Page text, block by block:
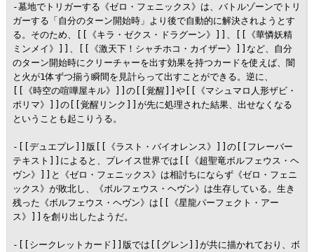
-墓地でトリガーする《ゼロ・フェニックス》は、バトルゾーンでトリ
ガーする「自分のターン開始時」より後で自動的に解決されようとす
る。そのため、[[《キラ・ゼクス・ドラグーン》]]、[[《華憐妖精
ミンメイ》]]、[[《激天下！シャチホコ・カイザー》]]など、自分
のターン開始時にクリーチャーを出す効果を持つカードを使えば、闇
と火が1体ずつ揃う瞬間を見計らって出すことができる。逆に、
[[《時空の喧嘩屋キル》]]の[[覚醒]]や[[《マシュマロ人形ザビ・
ポリマ》]]の[[覚醒リンク]]が先に処理された結果、出せなくなる
ということも起こりうる。
-[[デュエプレ]]版[[《ラスト・バイオレンス》]]の[[フレーバー
テキスト]]によると、プレイス世界では[[《超聖竜ボルフェウス・ヘ
ヴン》]]と《ゼロ・フェニックス》は相討ちにならず《ゼロ・フェニ
ックス》が敗北し、《ボルフェウス・ヘヴン》は生存している。生き
残った《ボルフェウス・ヘヴン》は[[《星龍パーフェクト・アー
ス》]]を創り出したようだ。
-[[シークレットカード]]版では[[グレン]]が共に描かれており、ボ